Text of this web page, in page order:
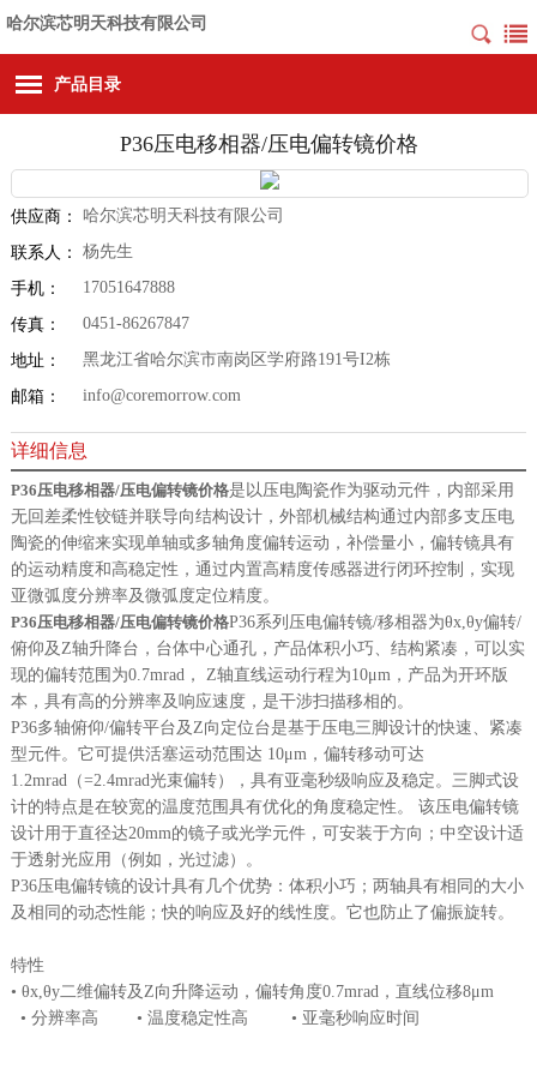
哈尔滨芯明天科技有限公司
产品目录
P36压电移相器/压电偏转镜价格
供应商： 哈尔滨芯明天科技有限公司
联系人： 杨先生
手机： 17051647888
传真： 0451-86267847
地址： 黑龙江省哈尔滨市南岗区学府路191号I2栋
邮箱： info@coremorrow.com
详细信息
P36压电移相器/压电偏转镜价格是以压电陶瓷作为驱动元件，内部采用
无回差柔性铰链并联导向结构设计，外部机械结构通过内部多支压电
陶瓷的伸缩来实现单轴或多轴角度偏转运动，补偿量小，偏转镜具有
的运动精度和高稳定性，通过内置高精度传感器进行闭环控制，实现
亚微弧度分辨率及微弧度定位精度。
P36压电移相器/压电偏转镜价格P36系列压电偏转镜/移相器为θx,θy偏转/
俯仰及Z轴升降台，台体中心通孔，产品体积小巧、结构紧凑，可以实
现的偏转范围为0.7mrad， Z轴直线运动行程为10μm，产品为开环版
本，具有高的分辨率及响应速度，是干涉扫描移相的。
P36多轴俯仰/偏转平台及Z向定位台是基于压电三脚设计的快速、紧凑
型元件。它可提供活塞运动范围达 10μm，偏转移动可达
1.2mrad（=2.4mrad光束偏转），具有亚毫秒级响应及稳定。三脚式设
计的特点是在较宽的温度范围具有优化的角度稳定性。 该压电偏转镜
设计用于直径达20mm的镜子或光学元件，可安装于方向；中空设计适
于透射光应用（例如，光过滤）。
P36压电偏转镜的设计具有几个优势：体积小巧；两轴具有相同的大小
及相同的动态性能；快的响应及好的线性度。它也防止了偏振旋转。
特性
• θx,θy二维偏转及Z向升降运动，偏转角度0.7mrad，直线位移8μm
• 分辨率高 • 温度稳定性高 • 亚毫秒响应时间